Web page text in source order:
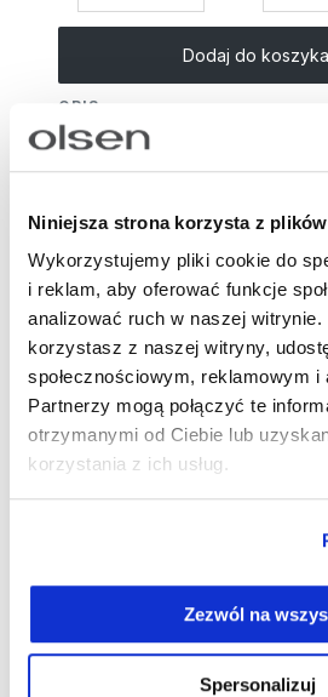
Niniejsza strona korzysta z
Wykorzystujemy pliki cookie do
i reklam, aby oferować funkcje
analizować ruch w naszej
korzystasz z naszej witryny,
społecznościowym, reklamowym i
Partnerzy mogą połączyć te
otrzymanymi od Ciebie lub
korzystania z ich usług.
Zezwól na
Spersonalizuj
Dodaj do koszyka
OPIS
subtelnym napisem w ciepłym,
Prosty krój z okrągłym
wielu codziennych stylizacjach.
sneakersami w swobodnym
spodniami i sandałami dla
albo pod marynarkę w lekkiej,
Długość: 60 cm
Skład: 95% bawełna, 5%
Potrzebujesz wsparcia
zamówienia?
Kliknij tutaj, a
kroku!
Bezpłatna dostawa od